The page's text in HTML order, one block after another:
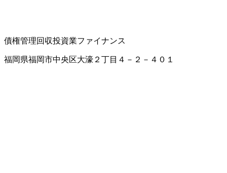
債権管理回収投資業ファイナンス
福岡県福岡市中央区大濠２丁目４－２－４０１